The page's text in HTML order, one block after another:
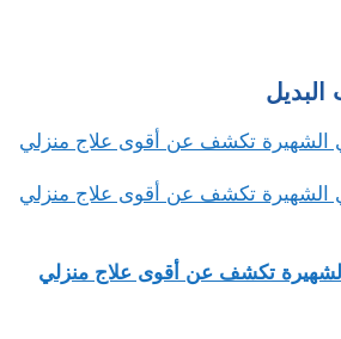
البديل
الشهيرة تكشف عن أقوى علاج منزلي